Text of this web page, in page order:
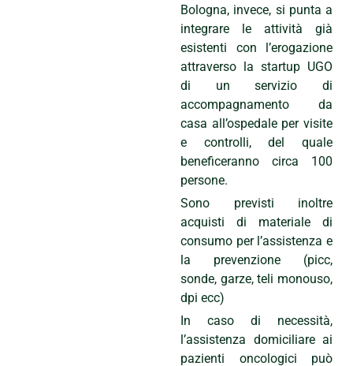
Bologna, invece, si punta a
integrare le attività già
esistenti con l’erogazione
attraverso la startup UGO
di un servizio di
accompagnamento da
casa all’ospedale per visite
e controlli, del quale
beneficeranno circa 100
persone.
Sono previsti inoltre
acquisti di materiale di
consumo per l’assistenza e
la prevenzione (picc,
sonde, garze, teli monouso,
dpi ecc)
In caso di necessità,
l’assistenza domiciliare ai
pazienti oncologici può